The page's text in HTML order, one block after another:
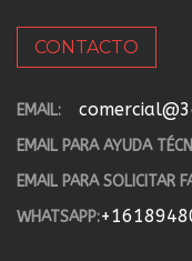
CONTACTO
EMAIL:
EMAIL PARA AYUDA
EMAIL PARA SOLICITAR
WHATSAPP: